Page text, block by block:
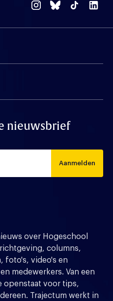
nieuwsbrief
Aanmelden
over Hogeschool
columns,
foto's, video's en
medewerkers. Van een
openstaat voor tips,
Trajectum werkt in